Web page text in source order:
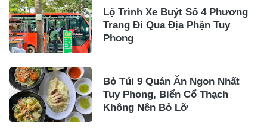
Lộ Trình Xe Buýt Số 4 Phương
Trang Đi Qua Địa Phận Tuy
Phong
Bỏ Túi 9 Quán Ăn Ngon Nhất
Tuy Phong, Biển Cổ Thạch
Không Nên Bỏ Lỡ